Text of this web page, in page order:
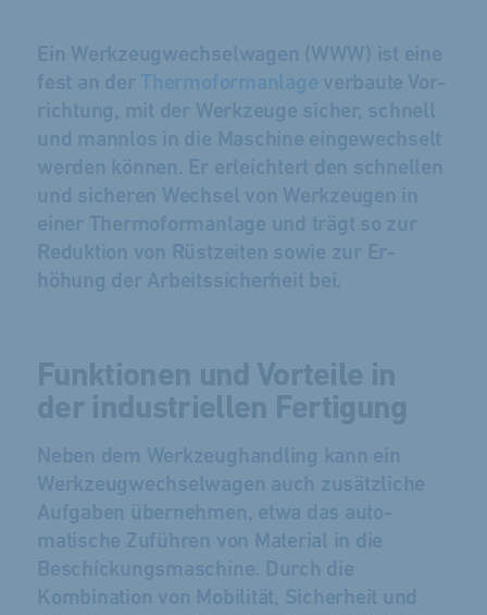
Ein Werk­zeug­wechsel­wagen (WWW) ist eine
fest an der Thermo­form­anlage ver­baute Vor­
richt­ung, mit der Werk­zeuge sicher, schnell
und mann­los in die Maschine ein­ge­wechselt
werden können. Er er­leichtert den schnellen
und sicheren Wechsel von Werk­zeugen in
einer Thermo­form­anlage und trägt so zur
Reduktion von Rüst­zeiten sowie zur Er­
höhung der Arbeits­sicherheit bei.
Funktionen und Vorteile in
der industriellen Fertigung
Neben dem Werk­zeug­handling kann ein
Werk­zeug­wechsel­wagen auch zu­sätzliche
Aufgaben über­nehmen, etwa das auto­
matische Zu­führen von Material in die
Beschickungs­maschine. Durch die
Kombination von Mobilität, Sicher­heit und